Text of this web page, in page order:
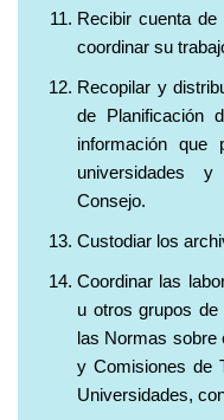
Recibir cuenta
coordinar su
Recopilar y
de Planificación
información que
universidades
Consejo.
Custodiar los
Coordinar las
u otros grupos
las Normas sobre
y Comisiones de
Universidades,